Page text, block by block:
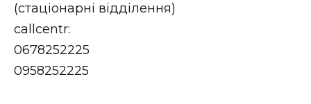
(стаціонарні відділення)
callcentr:
0678252225
0958252225